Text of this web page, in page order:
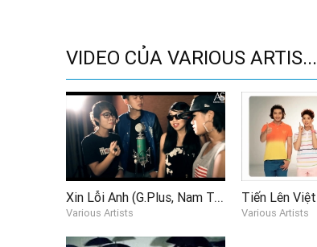
VIDEO CỦA VARIOUS ARTIS...
Xin Lỗi Anh (G.Plus, Nam Trương Acoutics Cover)
Various Artists Various Artists